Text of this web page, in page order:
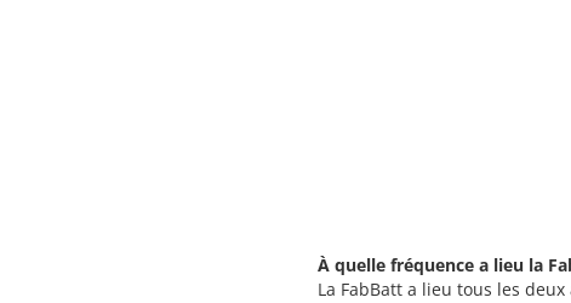
À quelle fréquence a lieu la
La FabBatt a lieu tous les deux